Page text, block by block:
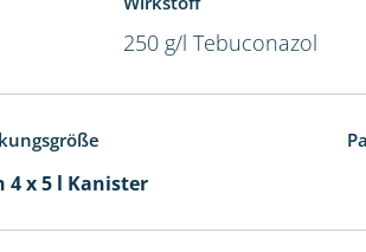
250 g/l Tebuconazol
4 x 5 l Kanister